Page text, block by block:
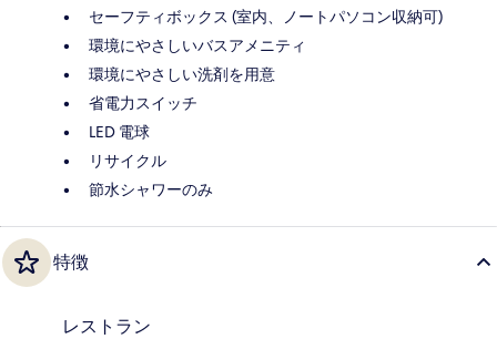
セーフティボックス (室内、ノートパソコン収納可)
環境にやさしいバスアメニティ
環境にやさしい洗剤を用意
省電力スイッチ
LED 電球
リサイクル
節水シャワーのみ
特徴
レストラン